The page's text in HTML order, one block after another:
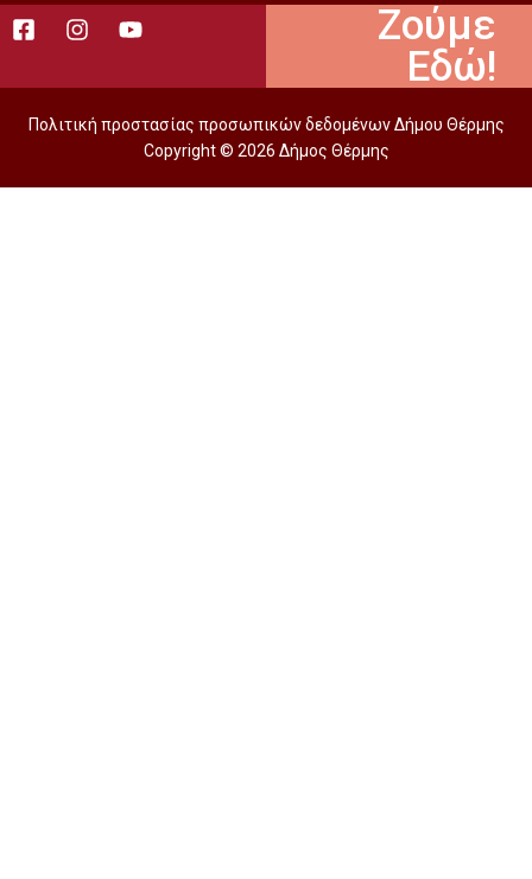
Ζούμε
Εδώ!
Πολιτική προστασίας προσωπικών δεδομένων Δήμου Θέρμης
Copyright © 2026 Δήμος Θέρμης